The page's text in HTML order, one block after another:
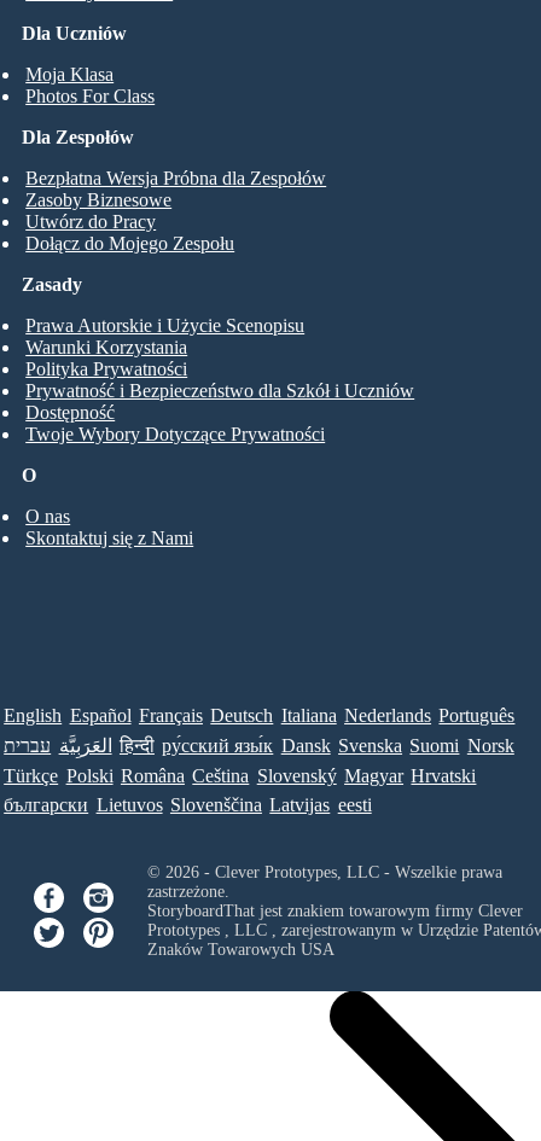
Dla Uczniów
Moja Klasa
Photos For Class
Dla Zespołów
Bezpłatna Wersja Próbna dla Zespołów
Zasoby Biznesowe
Utwórz do Pracy
Dołącz do Mojego Zespołu
O
O nas
Skontaktuj się z Nami
Zasady
Prawa Autorskie i Użycie Scenopisu
Warunki Korzystania
Polityka Prywatności
Prywatność i Bezpieczeństwo dla Szkół i Uczniów
Dostępność
Twoje Wybory Dotyczące Prywatności
English Español Français Deutsch Italiana Nederlands Português
עברית العَرَبِيَّة हिन्दी ру́сский язы́к Dansk Svenska Suomi Norsk
Türkçe Polski Româna Ceština Slovenský Magyar Hrvatski
български Lietuvos Slovenščina Latvijas eesti
© 2026 - Clever Prototypes, LLC - Wszelkie prawa
zastrzeżone.
StoryboardThat jest znakiem towarowym firmy Clever
Prototypes , LLC, zarejestrowanym w Urzędzie
Znaków Towarowych USA